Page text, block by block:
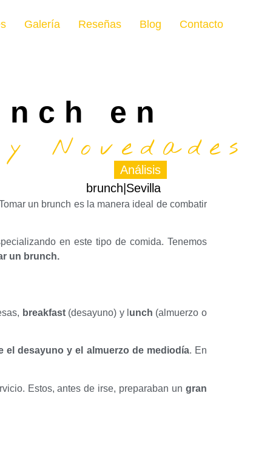
Galería Reseñas Blog Contacto
en
Novedades
Análisis
brunch|Sevilla
un brunch es la manera ideal de combatir
en este tipo de comida. Tenemos
un brunch.
breakfast(desayuno) y l unch (almuerzo o
el desayuno y el almuerzo de mediodía. En
Estos, antes de irse, preparaban un gran